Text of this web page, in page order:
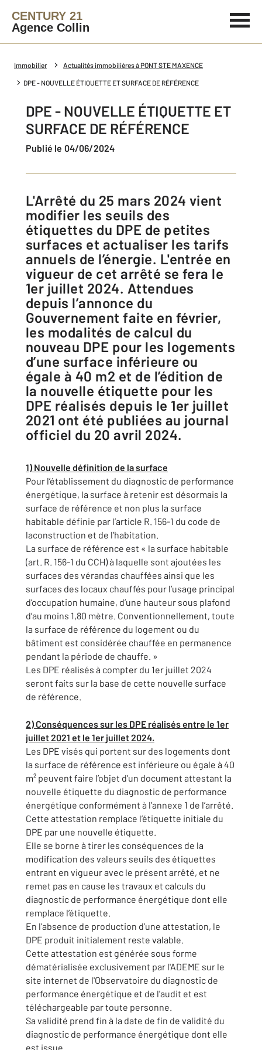
CENTURY 21
Agence Collin
Immobilier Actualités immobilières à PONT STE MAXENCE
DPE - NOUVELLE ÉTIQUETTE ET SURFACE DE RÉFÉRENCE
DPE - NOUVELLE ÉTIQUETTE ET
SURFACE DE RÉFÉRENCE
Publié le 04/06/2024
L'Arrêté du 25 mars 2024 vient
modifier les seuils des
étiquettes du DPE de petites
surfaces et actualiser les tarifs
annuels de l’énergie. L'entrée en
vigueur de cet arrêté se fera le
1er juillet 2024. Attendues
depuis l’annonce du
Gouvernement faite en février,
les modalités de calcul du
nouveau DPE pour les logements
d’une surface inférieure ou
égale à 40 m2 et de l’édition de
la nouvelle étiquette pour les
DPE réalisés depuis le 1er juillet
2021 ont été publiées au journal
officiel du 20 avril 2024.
1) Nouvelle définition de la surface
Pour l’établissement du diagnostic de performance
énergétique, la surface à retenir est désormais la
surface de référence et non plus la surface
habitable définie par l’article R. 156-1 du code de
laconstruction et de l’habitation.
La surface de référence est « la surface habitable
(art. R. 156-1 du CCH) à laquelle sont ajoutées les
surfaces des vérandas chauffées ainsi que les
surfaces des locaux chauffés pour l’usage principal
d’occupation humaine, d’une hauteur sous plafond
d’au moins 1,80 mètre. Conventionnellement, toute
la surface de référence du logement ou du
bâtiment est considérée chauffée en permanence
pendant la période de chauffe. »
Les DPE réalisés à compter du 1er juillet 2024
seront faits sur la base de cette nouvelle surface
de référence.
2) Conséquences sur les DPE réalisés entre le 1er
juillet 2021 et le 1er juillet 2024.
Les DPE visés qui portent sur des logements dont
la surface de référence est inférieure ou égale à 40
m² peuvent faire l’objet d’un document attestant la
nouvelle étiquette du diagnostic de performance
énergétique conformément à l’annexe 1 de l’arrêté.
Cette attestation remplace l’étiquette initiale du
DPE par une nouvelle étiquette.
Elle se borne à tirer les conséquences de la
modification des valeurs seuils des étiquettes
entrant en vigueur avec le présent arrêté, et ne
remet pas en cause les travaux et calculs du
diagnostic de performance énergétique dont elle
remplace l’étiquette.
En l’absence de production d’une attestation, le
DPE produit initialement reste valable.
Cette attestation est générée sous forme
dématérialisée exclusivement par l'ADEME sur le
site internet de l'Observatoire du diagnostic de
performance énergétique et de l'audit et est
téléchargeable par toute personne.
Sa validité prend fin à la date de fin de validité du
diagnostic de performance énergétique dont elle
est issue.